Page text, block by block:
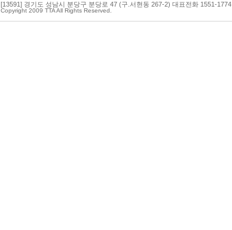
[13591] 경기도 성남시 분당구 분당로 47 (구.서현동 267-2) 대표전화 1551-1774
Copyright 2009 TTA All Rights Reserved.